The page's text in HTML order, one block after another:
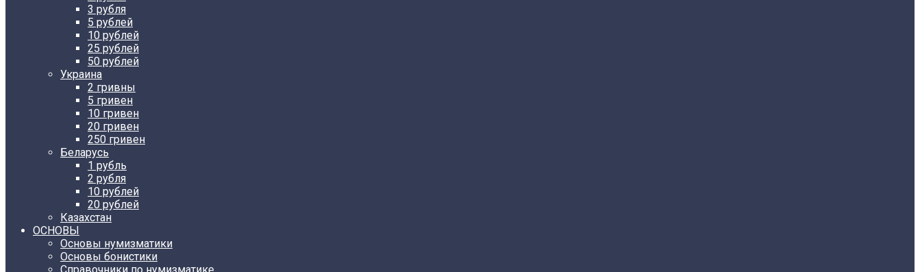
3 рубля
5 рублей
10 рублей
25 рублей
50 рублей
Украина
2 гривны
5 гривен
10 гривен
20 гривен
250 гривен
Беларусь
1 рубль
2 рубля
10 рублей
20 рублей
Казахстан
ОСНОВЫ
Основы нумизматики
Основы бонистики